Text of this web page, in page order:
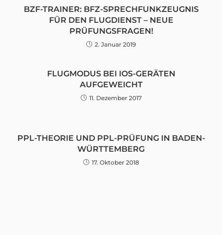
BZF-TRAINER: BFZ-SPRECHFUNKZEUGNIS
FÜR DEN FLUGDIENST – NEUE
PRÜFUNGSFRAGEN!
2. Januar 2019
FLUGMODUS BEI IOS-GERÄTEN
AUFGEWEICHT
11. Dezember 2017
PPL-THEORIE UND PPL-PRÜFUNG IN BADEN-
WÜRTTEMBERG
17. Oktober 2018